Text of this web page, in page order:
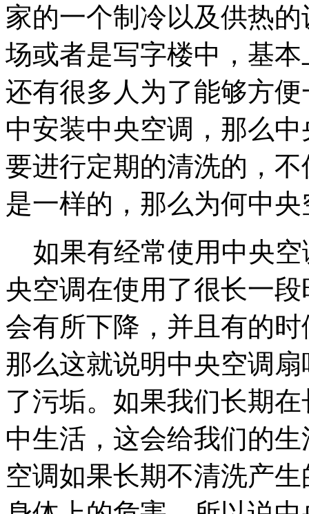
家的一个制冷以及供热
场或者是写字楼中，基
还有很多人为了能够方
中安装中央空调，那么
要进行定期的清洗的，
是一样的，那么为何中
如果有经常使用中央空
央空调在使用了很长一
会有所下降，并且有的
那么这就说明中央空调
了污垢。如果我们长期
中生活，这会给我们的
空调如果长期不清洗产